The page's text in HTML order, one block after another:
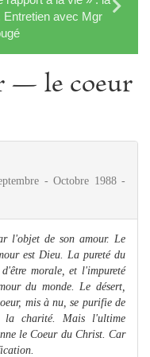
Entretien avec Mgr
— le coeur
- Octobre 1988 -
l'objet de son amour. Le
est Dieu. La pureté du
morale, et l'impureté
du monde. Le désert,
mis à nu, se purifie de
charité. Mais l'ultime
le Coeur du Christ. Car